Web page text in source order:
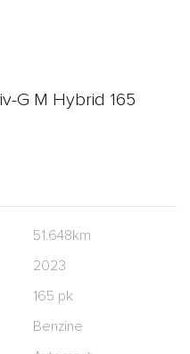
G M Hybrid 165
51.648km
2023
165 pk
Benzine